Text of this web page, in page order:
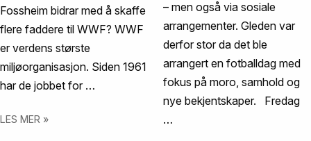
Fossheim bidrar med å skaffe
flere faddere til WWF? WWF
er verdens største
miljøorganisasjon. Siden 1961
har de jobbet for …
LES MER »
– men også via sosiale
arrangementer. Gleden var
derfor stor da det ble
arrangert en fotballdag med
fokus på moro, samhold og
nye bekjentskaper. Fredag
…